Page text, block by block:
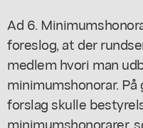
Ad 6.
foreslog, at der
medlem hvori man
minimumshonorar.
forslag skulle
minimumshonorarer,